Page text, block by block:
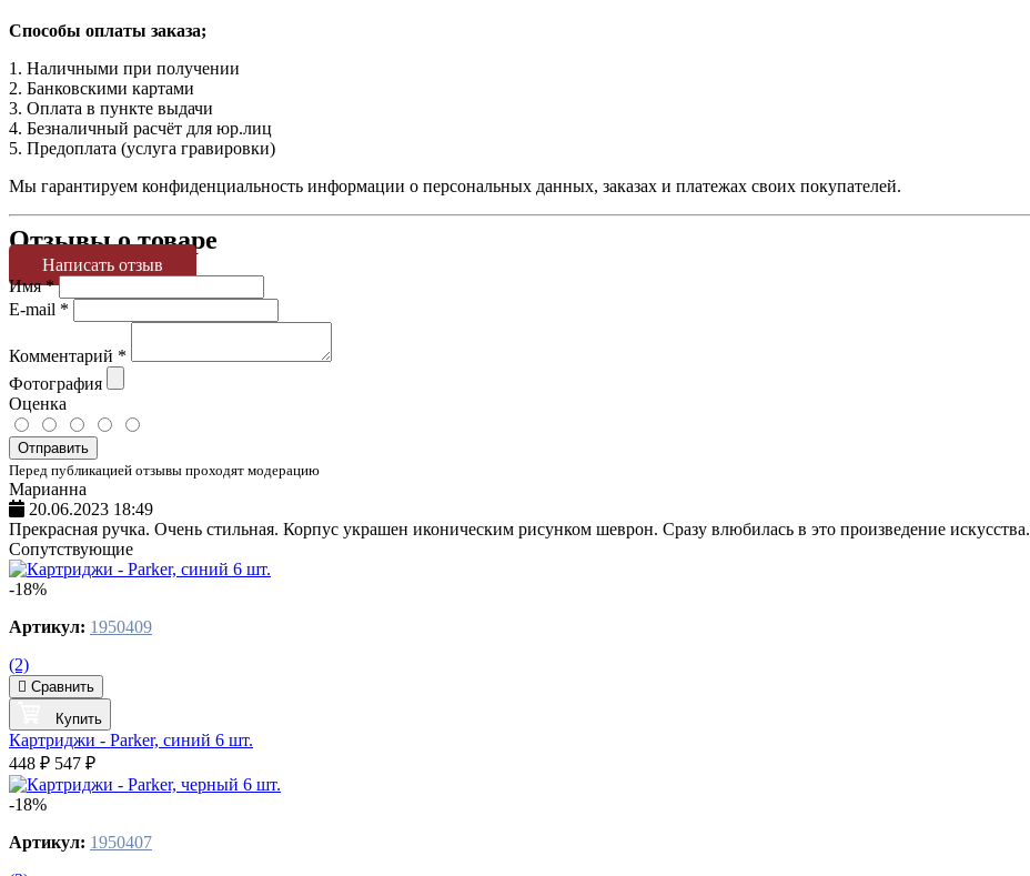
Способы оплаты заказа;
1. Наличными при получении
2. Банковскими картами
3. Оплата в пункте выдачи
4. Безналичный расчёт для юр.лиц
5. Предоплата (услуга гравировки)
Мы гарантируем конфиденциальность информации о персональных данных, заказах и платежах своих покупателей.
Отзывы о товаре
Написать отзыв
Имя*
E-mail *
Комментарий *
Фотография
Оценка
Отправить
Перед публикацией отзывы проходят модерацию
Марианна
20.06.2023 18:49
Прекрасная ручка. Очень стильная. Корпус украшен иконическим рисунком шеврон. Сразу влюбилась в это произведение искусства.
Сопутствующие
-18%
Артикул: 1950409
(2)
Сравнить
Купить
Картриджи - Parker, синий 6 шт.
448 ₽ 547 ₽
-18%
Артикул: 1950407